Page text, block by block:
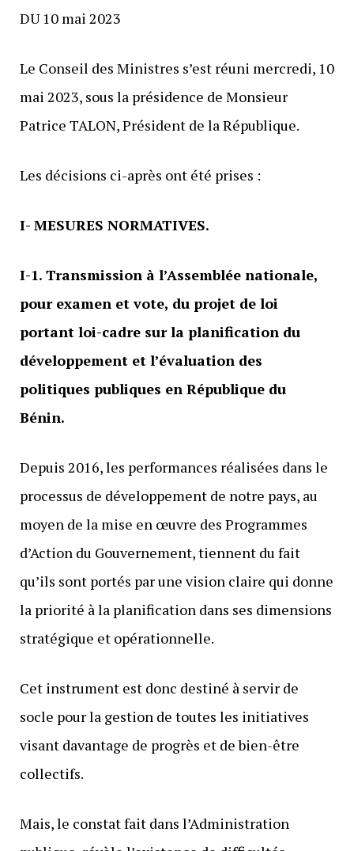
DU 10 mai 2023
Le Conseil des Ministres s’est réuni mercredi, 10
mai 2023, sous la présidence de Monsieur
Patrice TALON, Président de la République.
Les décisions ci-après ont été prises :
I- MESURES NORMATIVES.
I-1. Transmission à l’Assemblée nationale,
pour examen et vote, du projet de loi
portant loi-cadre sur la planification du
développement et l’évaluation des
politiques publiques en République du
Bénin.
Depuis 2016, les performances réalisées dans le
processus de développement de notre pays, au
moyen de la mise en œuvre des Programmes
d’Action du Gouvernement, tiennent du fait
qu’ils sont portés par une vision claire qui donne
la priorité à la planification dans ses dimensions
stratégique et opérationnelle.
Cet instrument est donc destiné à servir de
socle pour la gestion de toutes les initiatives
visant davantage de progrès et de bien-être
collectifs.
Mais, le constat fait dans l’Administration